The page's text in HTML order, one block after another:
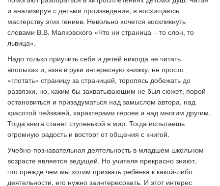
и анализируя с детьми произведения, я восхищаюсь
мастерству этих гениев. Невольно хочется воскликнуть
словами В.В. Маяковского «Что ни страница − то слон, то
львица».
Надо только приучить себя и детей никогда не читать
впопыхах и, взяв в руки интересную книжку, не просто
«глотать» страницу за страницей, торопясь добежать до
развязки, но, каким бы захватывающим не был сюжет, порой
остановиться и призадуматься над замыслом автора, над
красотой пейзажей, характерами героев и над многим другим.
Тогда книга станет ступенькой в мир. Тогда испытаешь
огромную радость и восторг от общения с книгой.
Учебно-познавательная деятельность в младшем школьном
возрасте является ведущей. Но учителя прекрасно знают,
что прежде чем мы хотим призвать ребёнка к какой-либо
деятельности, его нужно заинтересовать. И этот интерес